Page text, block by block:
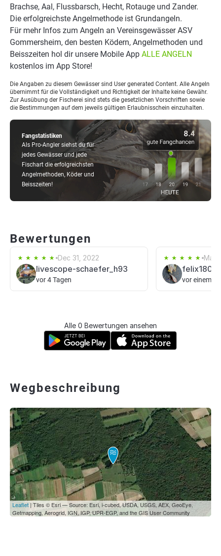
Fangstatistiken
Als Pro-Angler siehst du für
jedes Gewässer und jede
Fischart die erfolgreichsten
Angelmethoden, Köder und
Beisszeiten!
Brachse, Aal, Flussbarsch, Hecht, Rotauge und Zander.
Die erfolgreichste Angelmethode ist Grundangeln.
Für mehr Infos zum Angeln an Vereinsgewässer ASV
Gommersheim, den besten Ködern, Angelmethoden und
Beisszeiten hol dir unsere Mobile App ALLE ANGELN
kostenlos im App Store!
Die Angaben zu diesem Gewässer sind User generated Content. Alle Angeln
übernimmt für die Vollständigkeit und Richtigkeit der Inhalte keine Gewähr.
Zur Ausübung der Fischerei sind stets die gesetzlichen Vorschriften sowie
die Bestimmungen auf dem jeweils gültigen Erlaubnisschein einzuhalten.
Bewertungen
Dec 31, 2022
livescope-schaefer_h93
vor 4 Tagen
May
felix1806
vor einem
Alle 0 Bewertungen ansehen
Wegbeschreibung
Leaflet | Tiles © Esri — Source: Esri, i-cubed, USDA, USGS, AEX, GeoEye,
Getmapping, Aerogrid, IGN, IGP, UPR-EGP, and the GIS User Community